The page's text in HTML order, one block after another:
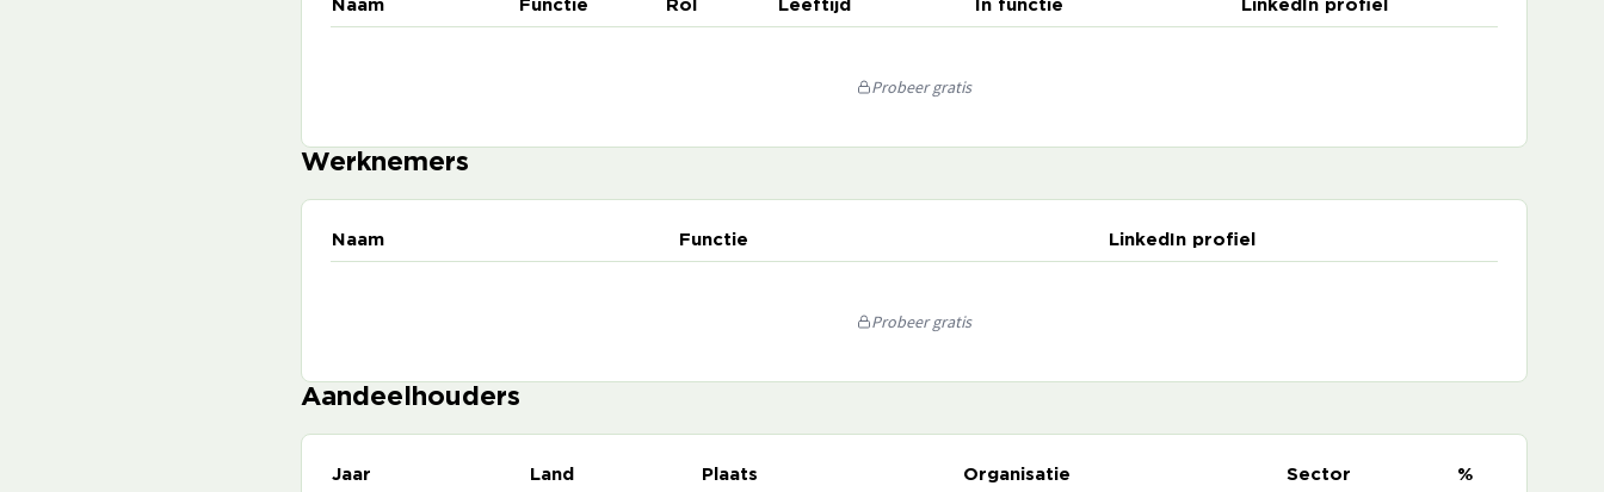
Naam Functie Rol Leeftijd In functie LinkedIn profiel
Probeer gratis
Werknemers
Naam Functie LinkedIn profiel
Probeer gratis
Aandeelhouders
Jaar Land Plaats Organisatie Sector %